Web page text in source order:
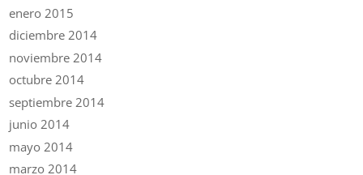
enero 2015
diciembre 2014
noviembre 2014
octubre 2014
septiembre 2014
junio 2014
mayo 2014
marzo 2014